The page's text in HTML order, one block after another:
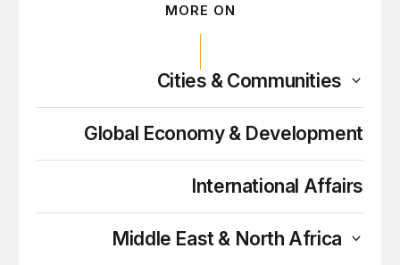
MORE ON
Cities & Communities
Global Economy & Development
International Affairs
Middle East & North Africa